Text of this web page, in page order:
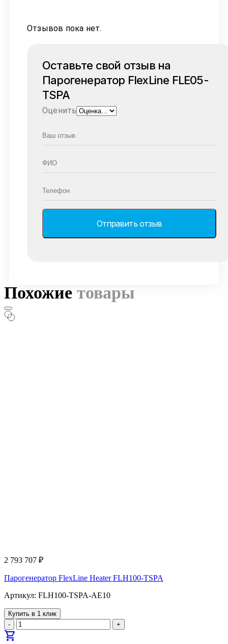
Отзывов пока нет.
Оставьте свой отзыв на
Парогенератор FlexLine FLE05-
TSPA
Оценить
Похожие товары
2 793 707 ₽
Парогенератор FlexLine Heater FLH100-TSPA
Артикул: FLH100-TSPA-AE10
Купить в 1 клик
-
+
shopping_cart